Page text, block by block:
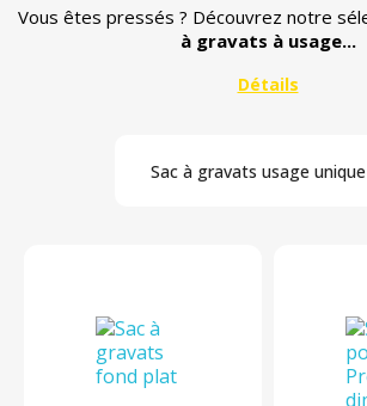
Vous êtes pressés ? Découvrez notre
à gravats à usage...
Par marque En stock 3
Sac à gravats usage unique